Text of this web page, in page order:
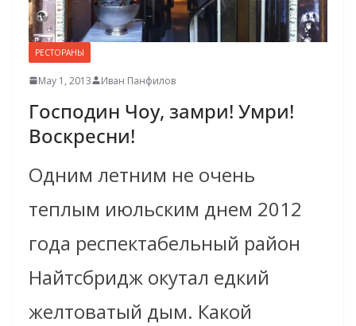
РЕСТОРАНЫ
May 1, 2013 Иван Панфилов
Господин Чоу, замри! Умри!
Воскресни!
Одним летним не очень
теплым июльским днем 2012
года респектабельный район
Найтсбридж окутал едкий
желтоватый дым. Какой